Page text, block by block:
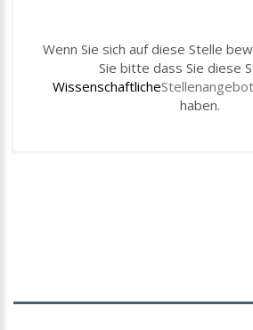
Wenn Sie sich auf diese Stelle
Sie bitte dass Sie diese
Wissenschaftliche
haben.